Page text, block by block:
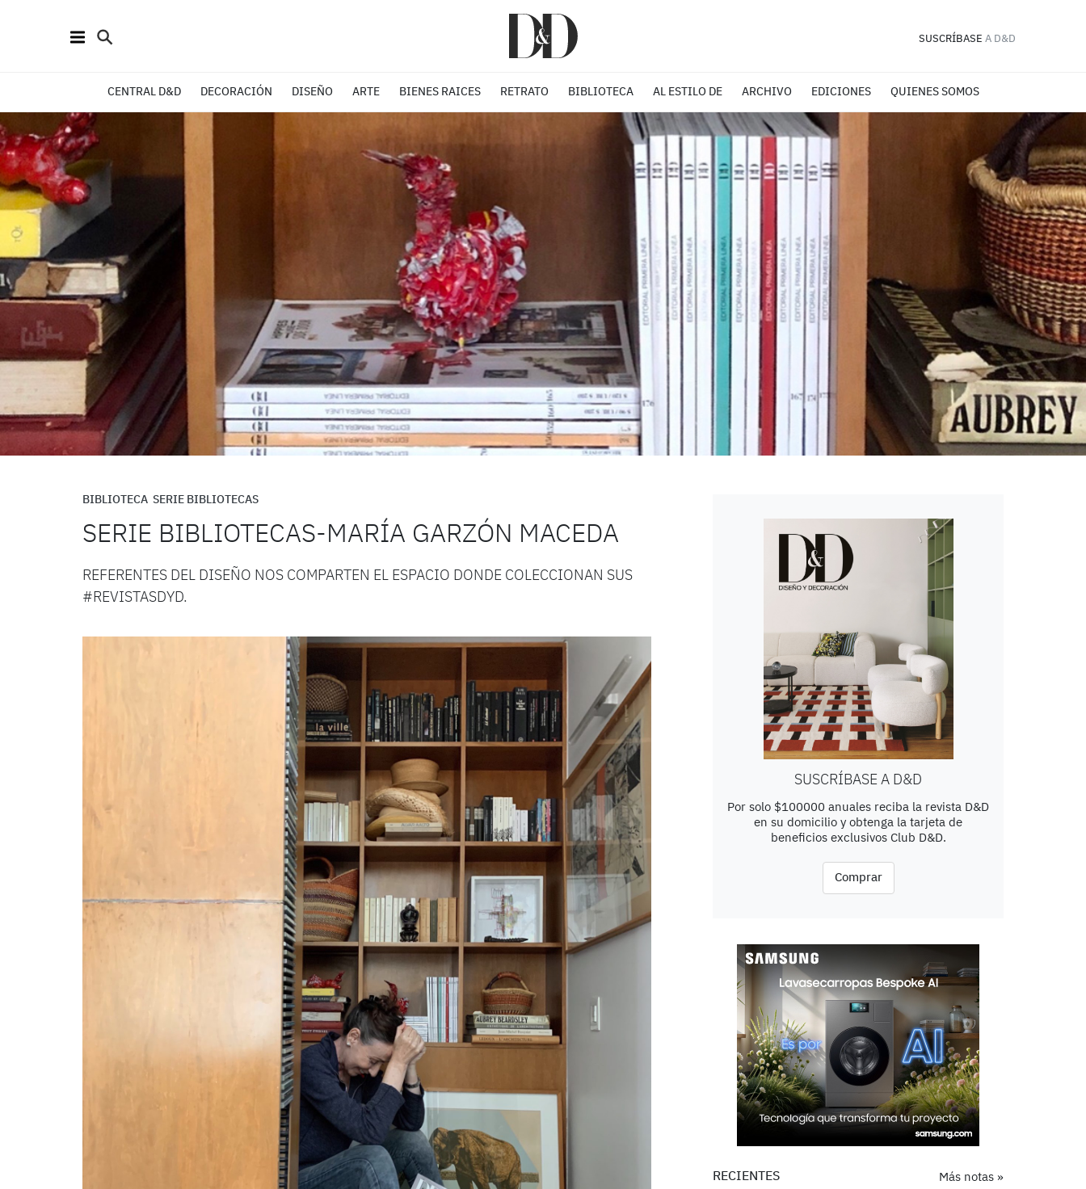
SUSCRÍBASE A D&D
CENTRAL D&D DECORACIÓN DISEÑO ARTE BIENES RAICES RETRATO BIBLIOTECA AL ESTILO DE ARCHIVO EDICIONES QUIENES SOMOS
BIBLIOTECA SERIE BIBLIOTECAS
SERIE BIBLIOTECAS-MARÍA GARZÓN MACEDA
REFERENTES DEL DISEÑO NOS COMPARTEN EL ESPACIO DONDE COLECCIONAN SUS
#REVISTASDYD.
SUSCRÍBASE A D&D
Por solo $100000 anuales reciba la revista D&D
en su domicilio y obtenga la tarjeta de
beneficios exclusivos Club D&D.
Comprar
Más notas »
RECIENTES